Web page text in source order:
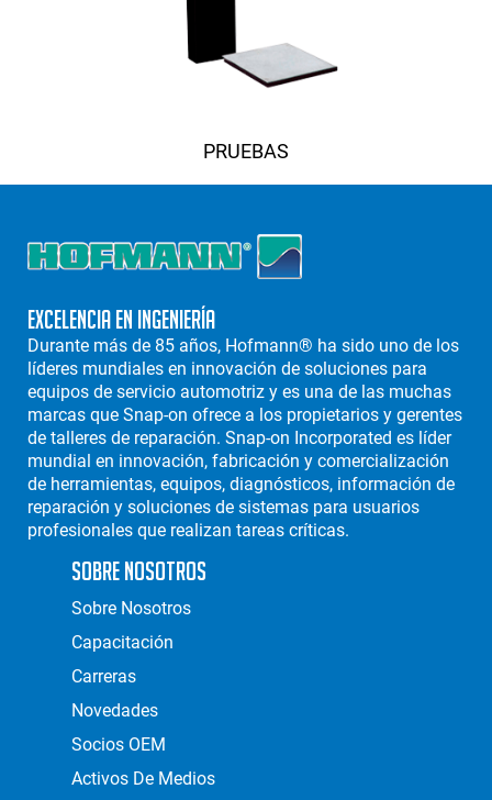
PRUEBAS
Excelencia en Ingeniería
Durante más de 85 años, Hofmann® ha sido uno de los
líderes mundiales en innovación de soluciones para
equipos de servicio automotriz y es una de las muchas
marcas que Snap-on ofrece a los propietarios y gerentes
de talleres de reparación. Snap-on Incorporated es líder
mundial en innovación, fabricación y comercialización
de herramientas, equipos, diagnósticos, información de
reparación y soluciones de sistemas para usuarios
profesionales que realizan tareas críticas.
Sobre Nosotros
Sobre Nosotros
Capacitación
Carreras
Novedades
Socios OEM
Activos De Medios